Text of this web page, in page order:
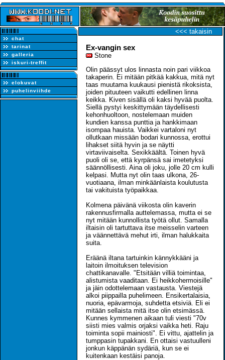
chat
tarinat
galleria
iskuri-treffit
elokuvat
puhelinviihde
<<< takaisin
Ex-vangin sex
Stone
Olin päässyt ulos linnasta noin pari viikkoa
takaperin. Ei mitään pitkää kakkua, mitä nyt
taas muutama kuukausi pienistä rikoksista,
joiden pituuteen vaikutti edellinen linna
keikka. Kiven sisällä oli kaksi hyvää puolta.
Siellä pystyi keskittymään täydellisesti
kehonhuoltoon, nostelemaan muiden
kundien kanssa punttia ja hankkimaan
isompaa hauista. Vaikkei vartaloni nyt
ollutkaan missään bodari kunnossa, erottui
lihakset siitä hyvin ja se näytti
virtaviivaiselta. Sexikkäältä. Toinen hyvä
puoli oli se, että kyrpänsä sai imetetyksi
säännöllisesti. Aina oli joku, jolle 20 cm kulli
kelpasi. Mutta nyt olin taas ulkona, 26-
vuotiaana, ilman minkäänlaista koulutusta
tai vakituista työpaikkaa.
Kolmena päivänä viikosta olin kaverin
rakennusfirmalla auttelemassa, mutta ei se
nyt mitään kunnollista työtä ollut. Samalla
iltaisin oli tartuttava itse meisselin varteen
ja väännettävä mehut irti, ilman halukkaita
suita.
Eräänä iltana tartuinkin kännykkääni ja
laitoin ilmoituksen television
chattikanavalle. "Etsitään villiä toimintaa,
alistumista vaaditaan. Ei heikkohermoisille"
ja jäin odottelemaan vastausta. Viestejä
alkoi piippailla puhelimeen. Ensikertalaisia,
nuoria, epävarmoja, suhdetta etsiviä. Eli ei
mitään sellaista mitä itse olin etsimässä.
Kunnes kymmenen aikaan tuli viesti "70v
siisti mies valmis orjaksi vaikka heti. Raju
toiminta sopii mainiosti". Ei vittu, ajattelin ja
tumppasin tupakkani. En ottaisi vastuulleni
jonkun käppänän sydäriä, kun se ei
kuitenkaan kestäisi panoja.